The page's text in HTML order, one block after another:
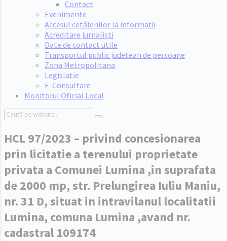
Contact
Evenimente
Accesul cetățenilor la informații
Acreditare jurnaliști
Date de contact utile
Transportul public judetean de persoane
Zona Metropolitana
Legislatie
E-Consultare
Monitorul Oficial Local
Search:
HCL 97/2023 – privind concesionarea
prin licitatie a terenului proprietate
privata a Comunei Lumina ,in suprafata
de 2000 mp, str. Prelungirea Iuliu Maniu,
nr. 31 D, situat in intravilanul localitatii
Lumina, comuna Lumina ,avand nr.
cadastral 109174